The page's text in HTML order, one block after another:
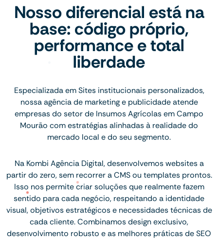
Nosso diferencial está na
base: código próprio,
performance e total
liberdade
Especializada em Sites institucionais personalizados,
nossa agência de marketing e publicidade atende
empresas do setor de Insumos Agrícolas em Campo
Mourão com estratégias alinhadas à realidade do
mercado local e do seu segmento.
Na Kombi Agência Digital, desenvolvemos websites a
partir do zero, sem recorrer a CMS ou templates prontos.
Isso nos permite criar soluções que realmente fazem
sentido para cada negócio, respeitando a identidade
visual, objetivos estratégicos e necessidades técnicas de
cada cliente. Combinamos design exclusivo,
desenvolvimento robusto e as melhores práticas de SEO